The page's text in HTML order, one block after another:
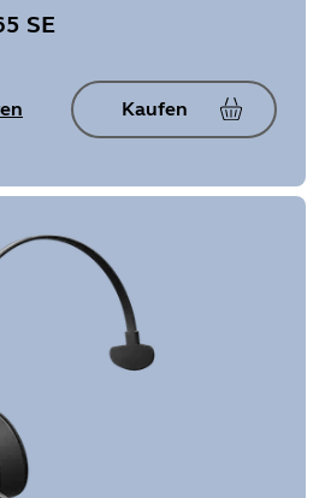
SE
Kaufen